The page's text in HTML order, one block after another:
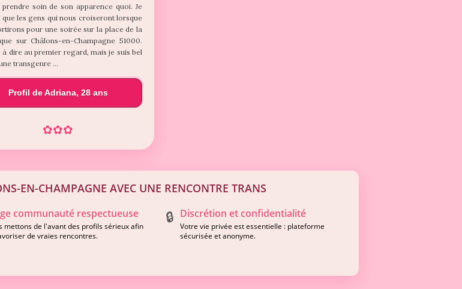
soin de son apparence quoi. Je
que les gens qui nous croiseront lorsque
pour une soirée sur la place de la
sur Châlons-en-Champagne 51000.
à dire au premier regard, mais je suis bel
transgenre …
Profil de Adriana, 28 ans
✿✿✿
EN-CHAMPAGNE AVEC UNE RENCONTRE TRANS
communauté respectueuse
mettons de l'avant des profils sérieux afin
de vraies rencontres.
🔒 Discrétion et confidentialité
Votre vie privée est essentielle : plateforme
sécurisée et anonyme.